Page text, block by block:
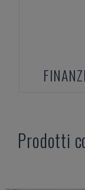
Prodotti